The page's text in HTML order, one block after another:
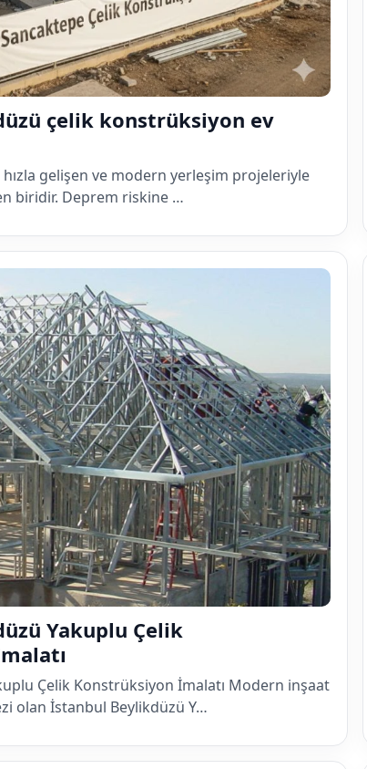
çelik konstrüksiyon ev
gelişen ve modern yerleşim projeleriyle
biridir. Deprem riskine …
Yakuplu Çelik
Çelik Konstrüksiyon İmalatı Modern inşaat
olan İstanbul Beylikdüzü Y…